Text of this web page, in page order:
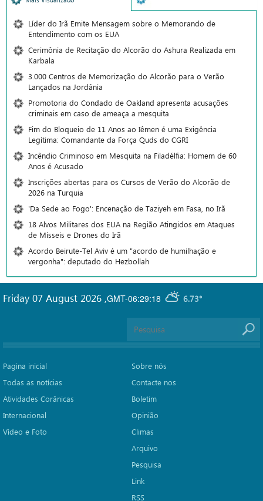
Líder do Irã Emite Mensagem sobre o Memorando de
Entendimento com os EUA
Cerimônia de Recitação do Alcorão do Ashura Realizada em
Karbala
3.000 Centros de Memorização do Alcorão para o Verão
Lançados na Jordânia
Promotoria do Condado de Oakland apresenta acusações
criminais em caso de ameaça a mesquita
Fim do Bloqueio de 11 Anos ao Iêmen é uma Exigência
Legítima: Comandante da Força Quds do CGRI
Incêndio Criminoso em Mesquita na Filadélfia: Homem de 60
Anos é Acusado
Inscrições abertas para os Cursos de Verão do Alcorão de
2026 na Turquia
'Da Sede ao Fogo': Encenação de Taziyeh em Fasa, no Irã
18 Alvos Militares dos EUA na Região Atingidos em Ataques
de Mísseis e Drones do Irã
Acordo Beirute-Tel Aviv é um "acordo de humilhação e
vergonha": deputado do Hezbollah
GMT-06:29:18 6.73°
Friday 07 August 2026 ,
Pagina inicial
Todas as notícias
Atividades Corânicas
Internacional
Vídeo e Foto
Sobre nós
Contacte nos
Boletim
Opinião
Climas
Arquivo
Pesquisa
Link
RSS